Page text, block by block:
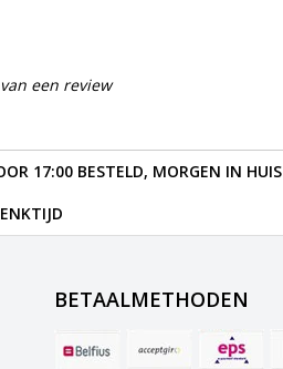
een review
17:00 BESTELD, MORGEN IN HUIS
BETAALMETHODEN